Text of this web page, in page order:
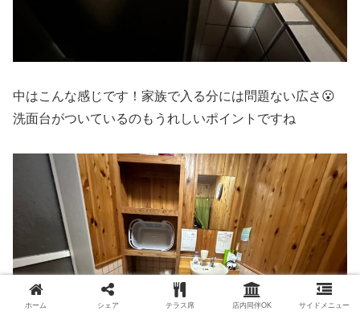
中はこんな感じです！家族で入る分には問題ない広さ😮
洗面台がついているのもうれしいポイントですね
ホーム シェア テラス席 店内同伴OK サイドメニュー